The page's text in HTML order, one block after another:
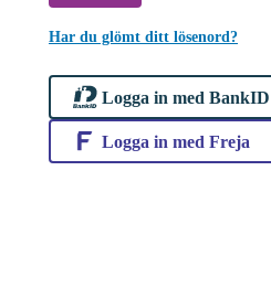
Har du glömt ditt lösenord?
Logga in med BankID
Logga in med Freja